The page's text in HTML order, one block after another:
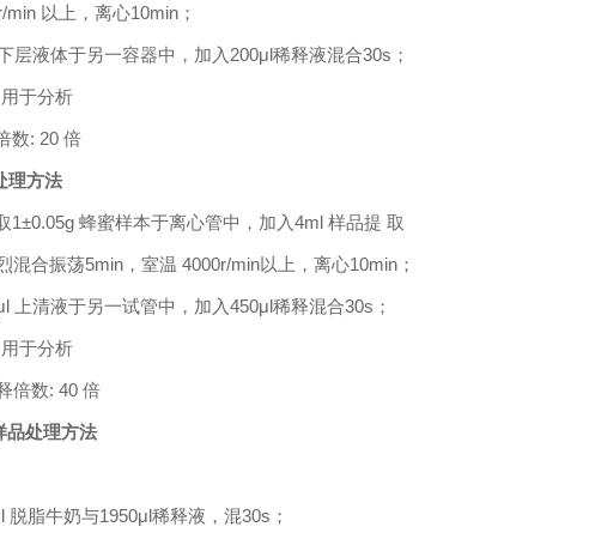
min 以上，离心10min；
层液体于另一容器中，加入 200μl稀释液混合30s ；
用于分析
数: 20 倍
理方法
1±0.05g 蜂蜜样本于离心管中，加入4ml 样品提 取
合振荡5min，室温 4000r/min以上，离心10min；
上清液于另一试管中，加入450μl稀释混合30s ；
用于分析
倍数: 40 倍
品处理方法
脱脂牛奶与1950μl稀释液，混30s ；